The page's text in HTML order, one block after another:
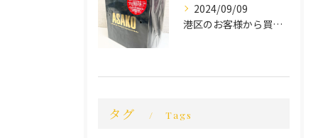
2024/09/09
港区のお客様から買取させていただきました。
タグ Tags